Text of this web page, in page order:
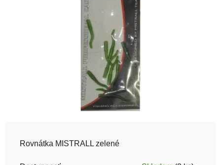
Rovnátka MISTRALL zelené